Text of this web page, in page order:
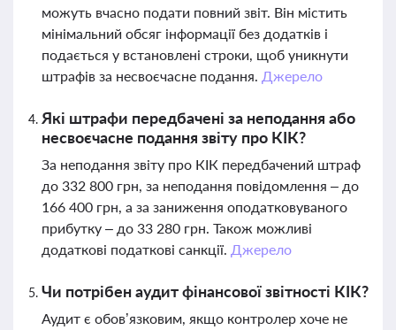
можуть вчасно подати повний звіт. Він містить
мінімальний обсяг інформації без додатків і
подається у встановлені строки, щоб уникнути
штрафів за несвоєчасне подання. Джерело
Які штрафи передбачені за неподання або
несвоєчасне подання звіту про КІК?
За неподання звіту про КІК передбачений штраф
до 332 800 грн, за неподання повідомлення – до
166 400 грн, а за заниження оподатковуваного
прибутку – до 33 280 грн. Також можливі
додаткові податкові санкції. Джерело
Чи потрібен аудит фінансової звітності КІК?
Аудит є обов’язковим, якщо контролер хоче не